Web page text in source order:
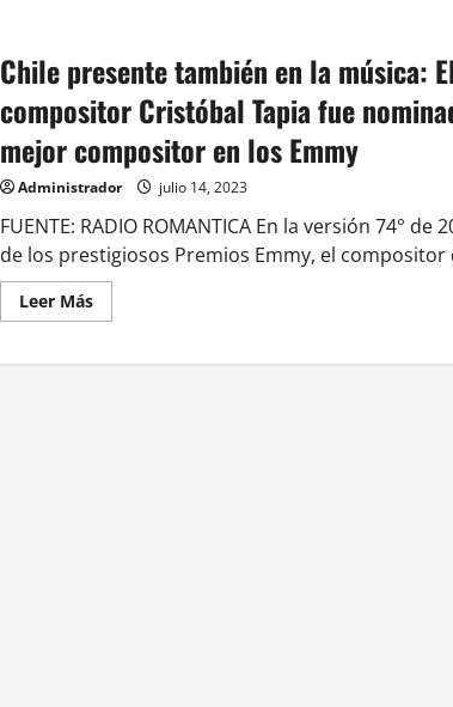
Chile presente también en la música:
compositor Cristóbal Tapia fue
mejor compositor en los Emmy
Administrador julio 14, 2023
FUENTE: RADIO ROMANTICA En la versión 74° de
de los prestigiosos Premios Emmy, el compositor
Leer MásLeer
más
Chile